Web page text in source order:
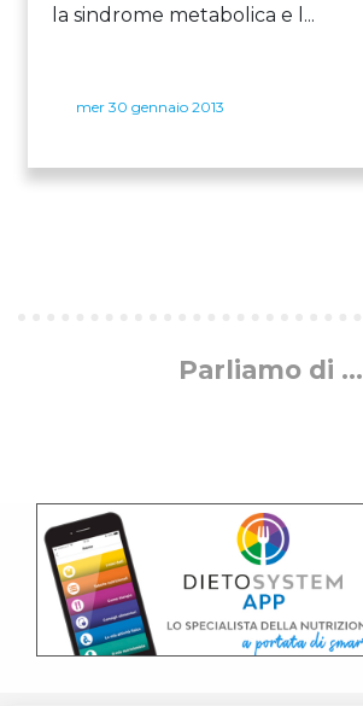
la sindrome metabolica e l...
mer 30 gennaio 2013
Parliamo di ...